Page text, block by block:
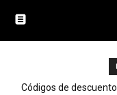
Códigos de